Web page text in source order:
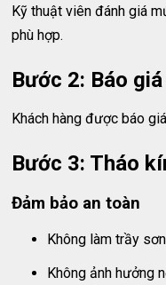
Kỹ thuật viên đánh giá
phù hợp.
Bước 2: Báo
Khách hàng được báo
Bước 3: Tháo
Đảm bảo an toàn
Không làm trầy sơn
Không ảnh hưởng